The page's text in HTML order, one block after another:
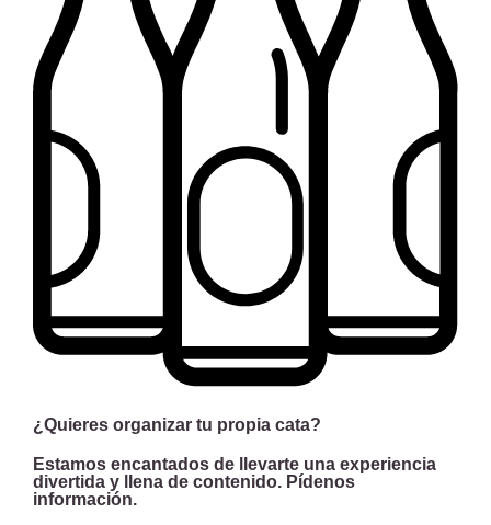
¿Quieres organizar tu propia cata?
Estamos encantados de llevarte una experiencia
divertida y llena de contenido. Pídenos
información.